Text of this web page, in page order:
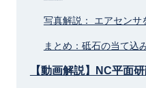
写真解説： エアセンサ
まとめ：砥石の当て込
【動画解説】NC平面